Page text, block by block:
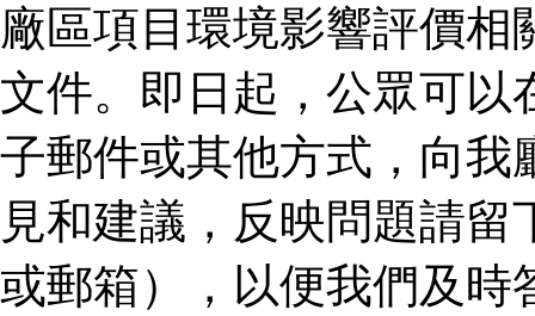
廠區項目環境影響評價
文件。即日起，公眾可以
子郵件或其他方式，向我
見和建議，反映問題請
或郵箱），以便我們及時